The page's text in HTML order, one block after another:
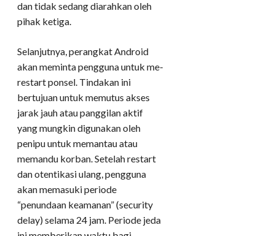
dan tidak sedang diarahkan oleh
pihak ketiga.
Selanjutnya, perangkat Android
akan meminta pengguna untuk me-
restart ponsel. Tindakan ini
bertujuan untuk memutus akses
jarak jauh atau panggilan aktif
yang mungkin digunakan oleh
penipu untuk memantau atau
memandu korban. Setelah restart
dan otentikasi ulang, pengguna
akan memasuki periode
“penundaan keamanan” (security
delay) selama 24 jam. Periode jeda